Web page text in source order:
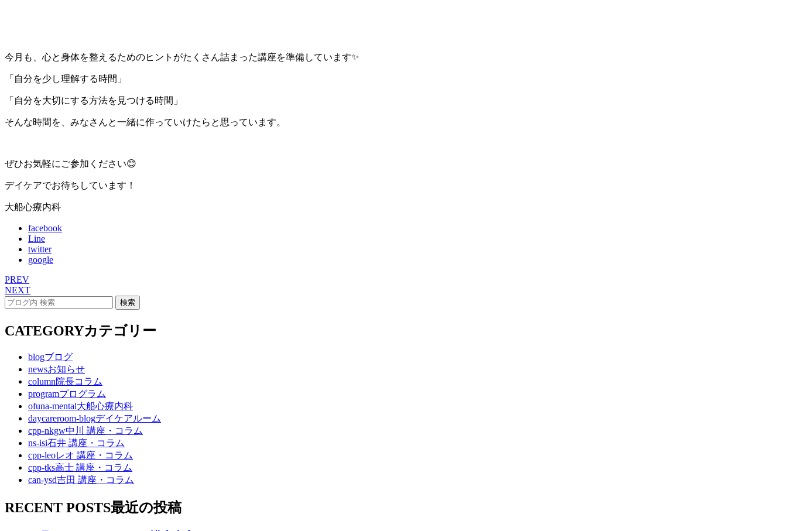
今月も、心と身体を整えるためのヒントがたくさん詰まった講座を準備しています✨
「自分を少し理解する時間」
「自分を大切にする方法を見つける時間」
そんな時間を、みなさんと一緒に作っていけたらと思っています。
ぜひお気軽にご参加ください😊
デイケアでお待ちしています！
大船心療内科
facebook
Line
twitter
google
PREV
NEXT
CATEGORYカテゴリー
blogブログ
newsお知らせ
column院長コラム
programプログラム
ofuna-mental大船心療内科
daycareroom-blogデイケアルーム
cpp-nkgw中川 講座・コラム
ns-isi石井 講座・コラム
cpp-leoレオ 講座・コラム
cpp-tks高士 講座・コラム
can-ysd吉田 講座・コラム
RECENT POSTS最近の投稿